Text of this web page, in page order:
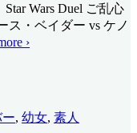
Wars Duel ご乱心
ス・ベイダー vs ケノ
›
, 幼女, 素人